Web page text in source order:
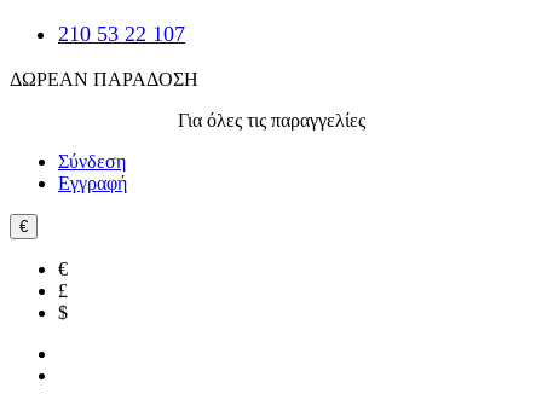
210 53 22 107
ΔΩΡΕΑΝ ΠΑΡΑΔΟΣΗ
Για όλες τις παραγγελίες
Σύνδεση
Εγγραφή
€
€
£
$